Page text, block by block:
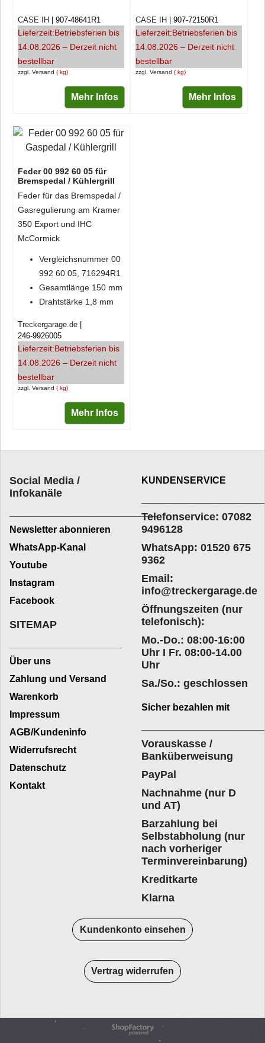
zzgl. Versand kg
CASE IH 907-48641R1
Lieferzeit:Betriebsferien bis
14.08.2026 – Derzeit nicht
bestellbar
Mehr Infos
zzgl. Versand kg
CASE IH 907-72150R1
Lieferzeit:Betriebsferien bis
14.08.2026 – Derzeit nicht
bestellbar
Mehr Infos
Feder 00 992 60 05 für
Bremspedal / Kühlergrill
Feder für das Bremspedal /
Gasregulierung am Kramer
350 Export und IHC
McCormick
Vergleichsnummer 00
992 60 05, 716294R1
Gesamtlänge 150 mm
Drahtstärke 1,8 mm
zzgl. Versand kg
Treckergarage.de
246-9926005
Lieferzeit:Betriebsferien bis
14.08.2026 – Derzeit nicht
bestellbar
Mehr Infos
Social Media /
Infokanäle
_________________________
Newsletter abonnieren
WhatsApp-Kanal
Youtube
Instagram
Facebook
KUNDENSERVICE
Telefonservice: 07082
9496128
WhatsApp: 01520 675
9362
Email:
info@treckergarage.de
Öffnungszeiten (nur
telefonisch):
Mo.-Do.: 08:00-16:00
Uhr I Fr. 08:00-14.00
Uhr
Sa./So.: geschlossen
SITEMAP
Über uns
Zahlung und Versand
Warenkorb
Impressum
AGB/Kundeninfo
Widerrufsrecht
Datenschutz
Kontakt
Sicher bezahlen mit
Vorauskasse /
Banküberweisung
PayPal
Nachnahme (nur D
und AT)
Barzahlung bei
Selbstabholung (nur
nach vorheriger
Terminvereinbarung)
Kreditkarte
Klarna
Kundenkonto einsehen
Vertrag widerrufen
WebShop erstellt mit
ShopFactory Shop